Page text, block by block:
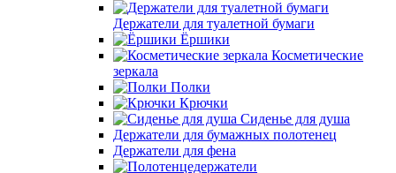
Держатели для туалетной бумаги
Ёршики
Косметические
зеркала
Полки
Крючки
Сиденье для душа
Держатели для бумажных полотенец
Держатели для фена